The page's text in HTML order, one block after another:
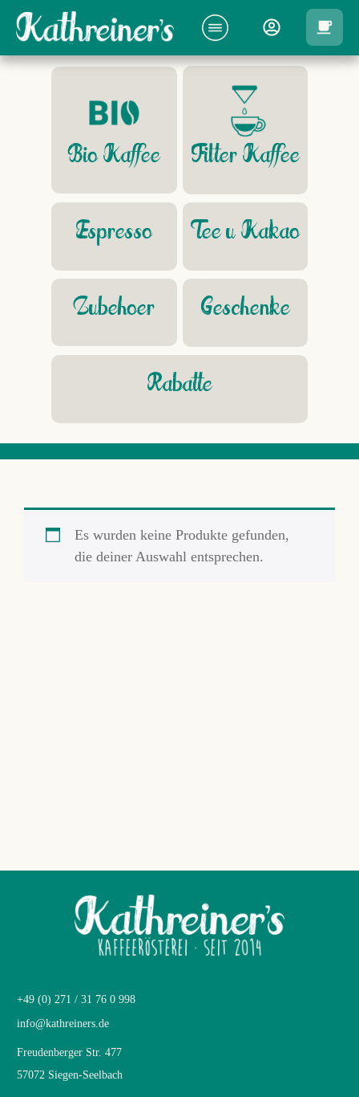
Bio Kaffee Filter Kaffee
Espresso Tee u Kakao
Zubehoer Geschenke
Rabatte
Es wurden keine Produkte gefunden,
die deiner Auswahl entsprechen.
+49 (0) 271 / 31 76 0 998
info@kathreiners.de
Freudenberger Str. 477
57072 Siegen-Seelbach